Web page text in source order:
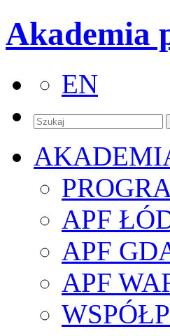
Akademia
EN
APF
APF
APF